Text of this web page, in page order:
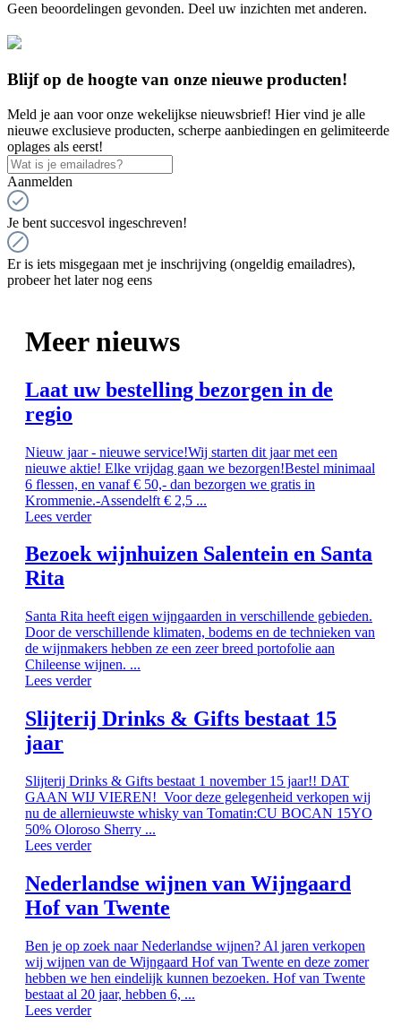
Geen beoordelingen gevonden. Deel uw inzichten met anderen.
Blijf op de hoogte van onze nieuwe producten!
Meld je aan voor onze wekelijkse nieuwsbrief! Hier vind je alle
nieuwe exclusieve producten, scherpe aanbiedingen en gelimiteerde
oplages als eerst!
Aanmelden
Je bent succesvol ingeschreven!
Er is iets misgegaan met je inschrijving (ongeldig emailadres),
probeer het later nog eens
Meer nieuws
Laat uw bestelling bezorgen in de
regio
Nieuw jaar - nieuwe service!Wij starten dit jaar met een
nieuwe aktie! Elke vrijdag gaan we bezorgen!Bestel minimaal
6 flessen, en vanaf € 50,- dan bezorgen we gratis in
Krommenie.-Assendelft € 2,5 ...
Lees verder
Bezoek wijnhuizen Salentein en Santa
Rita
Santa Rita heeft eigen wijngaarden in verschillende gebieden.
Door de verschillende klimaten, bodems en de technieken van
de wijnmakers hebben ze een zeer breed portofolie aan
Chileense wijnen. ...
Lees verder
Slijterij Drinks & Gifts bestaat 15
jaar
Slijterij Drinks & Gifts bestaat 1 november 15 jaar!! DAT
GAAN WIJ VIEREN! Voor deze gelegenheid verkopen wij
nu de allernieuwste whisky van Tomatin:CU BOCAN 15YO
50% Oloroso Sherry ...
Lees verder
Nederlandse wijnen van Wijngaard
Hof van Twente
Ben je op zoek naar Nederlandse wijnen? Al jaren verkopen
wij wijnen van de Wijngaard Hof van Twente en deze zomer
hebben we hen eindelijk kunnen bezoeken. Hof van Twente
bestaat al 20 jaar, hebben 6, ...
Lees verder